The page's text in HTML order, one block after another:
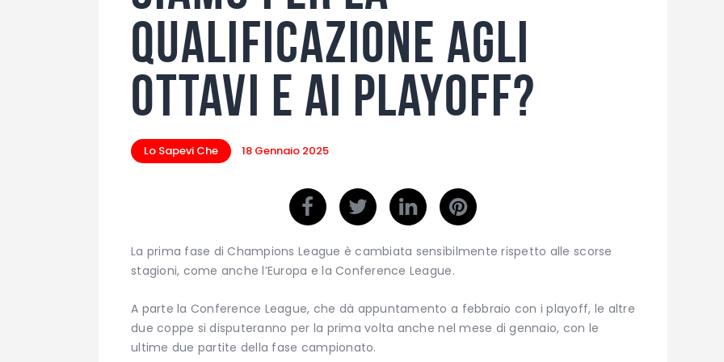
qualificazione agli
ottavi e ai playoff?
Lo Sapevi Che 18 Gennaio 2025
La prima fase di Champions League è cambiata sensibilmente rispetto alle scorse
stagioni, come anche l’Europa e la Conference League.
A parte la Conference League, che dà appuntamento a febbraio con i playoff, le altre
due coppe si disputeranno per la prima volta anche nel mese di gennaio, con le
ultime due partite della fase campionato.